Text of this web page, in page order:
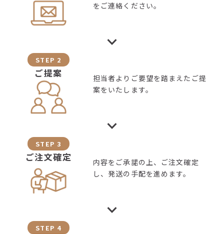
をご連絡ください。
STEP 2
ご提案
担当者よりご要望を踏まえたご提
案をいたします。
STEP 3
ご注文確定
内容をご承諾の上、ご注文確定
し、発送の手配を進めます。
STEP 4